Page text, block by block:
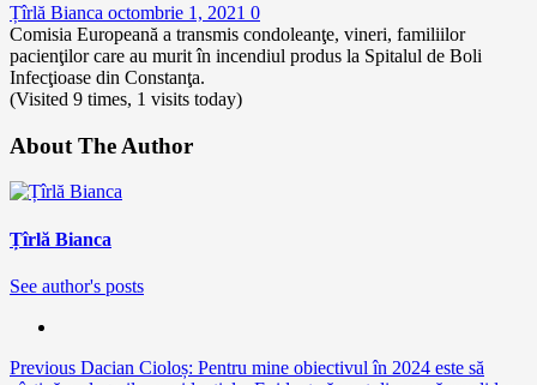
Țîrlă Bianca octombrie 1, 2021 0
Comisia Europeană a transmis condoleanţe, vineri, familiilor
pacienţilor care au murit în incendiul produs la Spitalul de Boli
Infecţioase din Constanţa.
(Visited 9 times, 1 visits today)
About The Author
Țîrlă Bianca
See author's posts
Continue
Previous Dacian Cioloș: Pentru mine obiectivul în 2024 este să